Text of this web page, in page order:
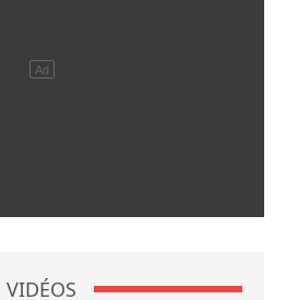
VIDÉOS